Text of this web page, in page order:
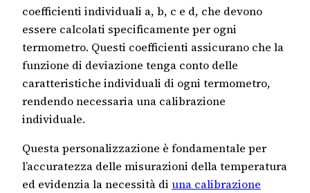
coefficienti individuali a, b, c e d, che devono
essere calcolati specificamente per ogni
termometro. Questi coefficienti assicurano che la
funzione di deviazione tenga conto delle
caratteristiche individuali di ogni termometro,
rendendo necessaria una calibrazione
individuale.
Questa personalizzazione è fondamentale per
l’accuratezza delle misurazioni della temperatura
ed evidenzia la necessità di una calibrazione